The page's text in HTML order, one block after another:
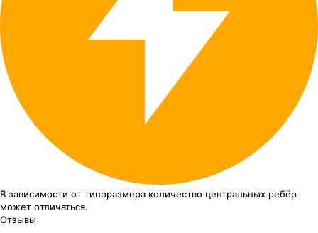
В зависимости от типоразмера количество центральных ребёр
может отличаться.
Отзывы